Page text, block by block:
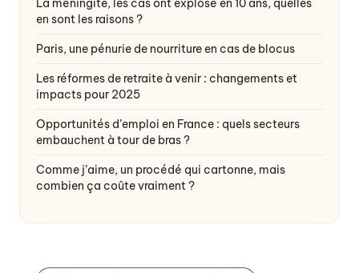
La méningite, les cas ont explosé en 10 ans, quelles
en sont les raisons ?
Paris, une pénurie de nourriture en cas de blocus
Les réformes de retraite à venir : changements et
impacts pour 2025
Opportunités d’emploi en France : quels secteurs
embauchent à tour de bras ?
Comme j’aime, un procédé qui cartonne, mais
combien ça coûte vraiment ?